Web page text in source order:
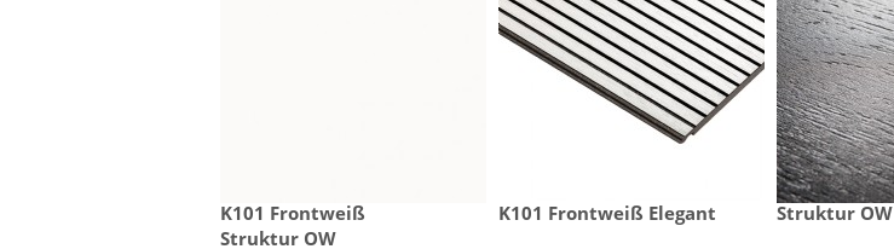
K101 Frontweiß
Struktur OW
K101 Frontweiß Elegant Struktur OW